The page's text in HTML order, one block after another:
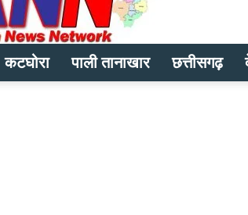
कटघोरा पाली तानाखार छत्तीसगढ़